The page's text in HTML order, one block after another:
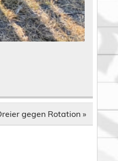
gegen Rotation »